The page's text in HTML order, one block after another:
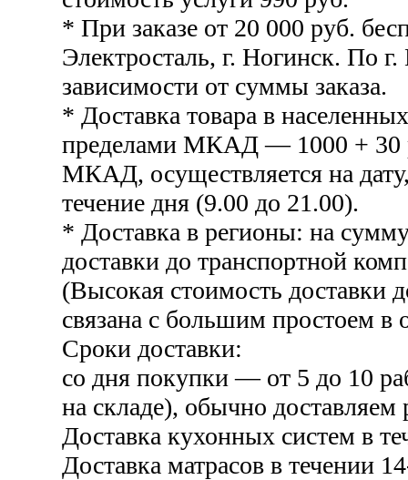
* При заказе от 20 000 руб.
Электросталь, г. Ногинск. По г.
зависимости от суммы заказа.
* Доставка товара в
пределами МКАД — 1000 + 30
МКАД, осуществляется на
течение дня (9.00 до 21.00).
* Доставка в регионы: на
доставки до транспортной
(Высокая стоимость доставки
связана с большим простоем в
Сроки доставки:
со дня покупки — от 5 до 10
на складе), обычно
Доставка кухонных систем в
Доставка матрасов в течении